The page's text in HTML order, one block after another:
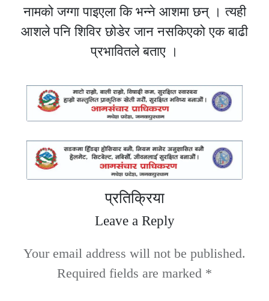
नामको जग्गा पाइएला कि भन्ने आशमा छन् । त्यही
आशले पनि शिविर छोडेर जान नसकिएको एक बाढी
प्रभावितले बताए ।
प्रतिक्रिया
Leave a Reply
Your email address will not be published.
Required fields are marked *